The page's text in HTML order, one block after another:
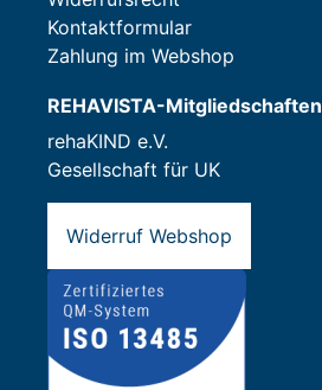
Kontaktformular
Zahlung im Webshop
REHAVISTA-Mitgliedschaften
rehaKIND e.V.
Gesellschaft für UK
Widerruf Webshop